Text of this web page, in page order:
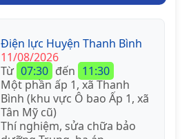
Điện lực Huyện Thanh Bình
11/08/2026
Từ 07:30 đến 11:30
Một phần ấp 1, xã Thanh
Bình (khu vực Ô bao Ấp 1, xã
Tân Mỹ cũ)
Thí nghiệm, sửa chữa bảo